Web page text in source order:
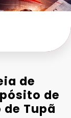
de
de
Tupã